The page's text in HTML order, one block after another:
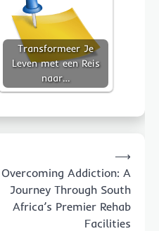
Transformeer Je
Leven met een Reis
naar…
Overcoming Addiction: A
Journey Through South
Africa’s Premier Rehab
Facilities
⟶